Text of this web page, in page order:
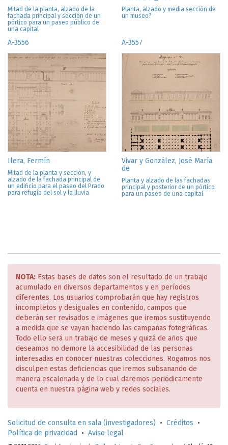
Mitad de la planta, alzado de la
fachada principal y sección de un
pórtico para un paseo público de
una capital
Planta, alzado y media sección de
un museo?
A-3556
Ilera, Fermín
Mitad de la planta y sección, y
alzado de la fachada principal de
un edificio para el paseo del Prado
para refugio del sol y la lluvia
A-3557
Vivar y González, José María
de
Planta y alzado de las fachadas
principal y posterior de un pórtico
para un paseo de una capital
NOTA: Estas bases de datos son el resultado de un trabajo
acumulado en diversos departamentos y en períodos
diferentes. Los usuarios comprobarán que hay registros
incompletos y desiguales en contenido, campos que
deberán ser revisados e imágenes que iremos sustituyendo
a medida que se vayan haciendo las campañas fotográficas.
Todo ello será un trabajo de meses y quizá de años que
deseamos no demore la accesibilidad de las personas
interesadas en conocer nuestras colecciones. Rogamos nos
disculpen estas deficiencias que iremos subsanando de
manera escalonada y de lo cual daremos periódicamente
cuenta en nuestra página web y redes sociales.
Solicitud de consulta en sala (investigadores) • Créditos •
Política de privacidad
• Aviso legal